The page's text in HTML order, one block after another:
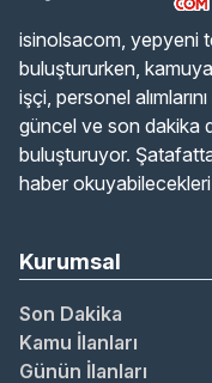
isinolsacom, yepyeni
buluştururken,
işçi, personel
güncel ve son dakika
buluşturuyor.
haber
Kurumsal
Son Dakika
Kamu İlanları
Günün İlanları